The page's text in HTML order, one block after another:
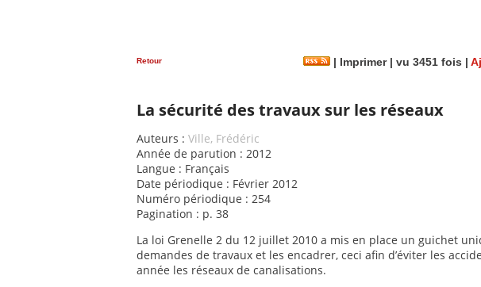
Retour Imprimer| vu 3451 fois |
La sécurité des travaux sur les réseaux
Auteurs : Ville, Frédéric
Année de parution : 2012
Langue : Français
Date périodique : Février 2012
Numéro périodique : 254
Pagination : p. 38
La loi Grenelle 2 du 12 juillet 2010 a mis en place un guichet
demandes de travaux et les encadrer, ceci afin d’éviter les
année les réseaux de canalisations.